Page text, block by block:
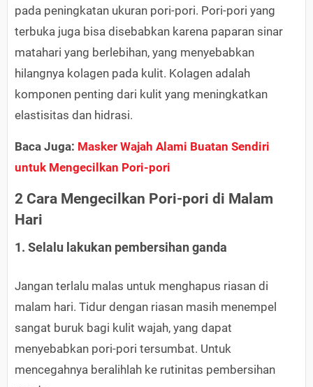
pada peningkatan ukuran pori-pori. Pori-pori yang
terbuka juga bisa disebabkan karena paparan sinar
matahari yang berlebihan, yang menyebabkan
hilangnya kolagen pada kulit. Kolagen adalah
komponen penting dari kulit yang meningkatkan
elastisitas dan hidrasi.
Baca Juga: Masker Wajah Alami Buatan Sendiri
untuk Mengecilkan Pori-pori
2 Cara Mengecilkan Pori-pori di Malam
Hari
1. Selalu lakukan pembersihan ganda
Jangan terlalu malas untuk menghapus riasan di
malam hari. Tidur dengan riasan masih menempel
sangat buruk bagi kulit wajah, yang dapat
menyebabkan pori-pori tersumbat. Untuk
mencegahnya beralihlah ke rutinitas pembersihan